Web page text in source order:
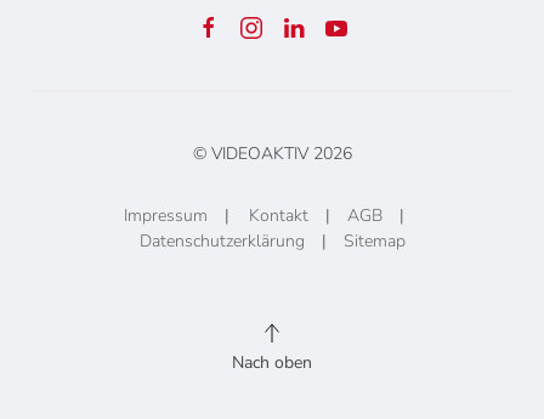
© VIDEOAKTIV 2026
Impressum | Kontakt| AGB|
Datenschutzerklärung | Sitemap
Nach oben